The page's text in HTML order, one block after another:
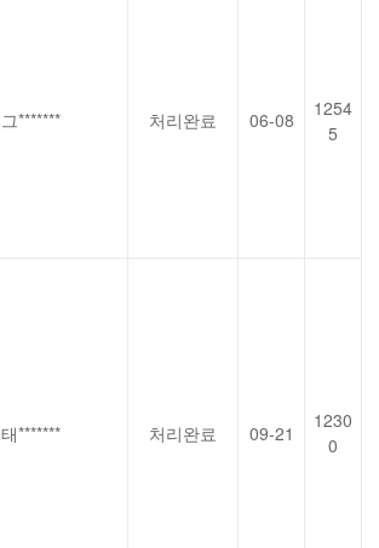
그******* 처리완료 06-08
1254
5
태******* 처리완료 09-21
1230
0